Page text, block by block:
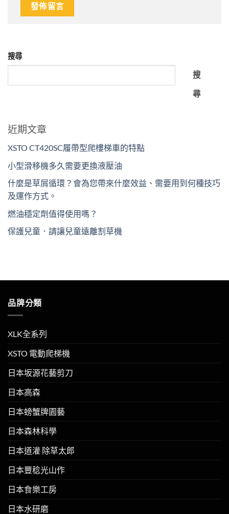
搜尋
搜
尋
近期文章
XSTO CT420SC履帶型爬樓梯車的特點
小型滑移機多久需要更換液壓油
什麼是草屑循環？會為您帶來什麼效益、需要用到何種技巧
及運作方式。
燃油穩定劑值得使用嗎？
保護兒童．請讓兒童遠離割草機
品牌分類
XLK全系列
XSTO 電動爬梯機
日本坂源花藝剪刀
日本高森
日本螃蟹牌園藝
日本森林科學
日本道灌 除草太郎
日本豐稔光山作
日本食樂工房
日本水研磨